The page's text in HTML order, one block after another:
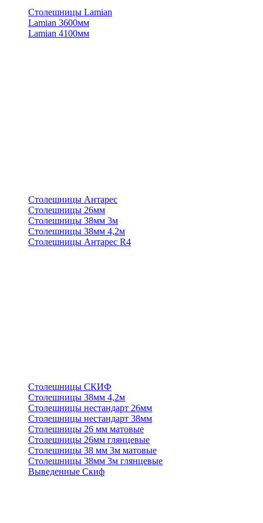
Столешницы Lamian
Lamian 3600мм
Lamian 4100мм
Столешницы Антарес
Столешницы 26мм
Столешницы 38мм 3м
Столешницы 38мм 4,2м
Столешницы Антарес R4
Столешницы СКИФ
Столешницы 38мм 4,2м
Столешницы нестандарт 26мм
Столешницы нестандарт 38мм
Столешницы 26 мм матовые
Столешницы 26мм глянцевые
Столешницы 38 мм 3м матовые
Столешницы 38мм 3м глянцевые
Выведенные Скиф